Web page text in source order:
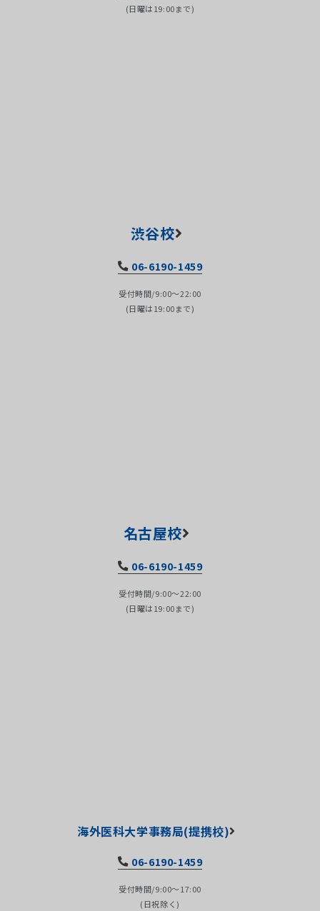
(日曜は19:00まで)
渋谷校
06-6190-1459
受付時間/9:00～22:00
(日曜は19:00まで)
名古屋校
06-6190-1459
受付時間/9:00～22:00
(日曜は19:00まで)
海外医科大学事務局(提携校)
06-6190-1459
受付時間/9:00～17:00
(日祝除く)